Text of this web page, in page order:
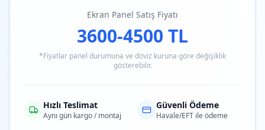
Ekran Panel Satış Fiyatı
3600-4500 TL
*Fiyatlar panel durumuna ve döviz kuruna göre değişiklik
gösterebilir.
Hızlı Teslimat
Aynı gün kargo / montaj
Güvenli Ödeme
Havale/EFT ile ödeme